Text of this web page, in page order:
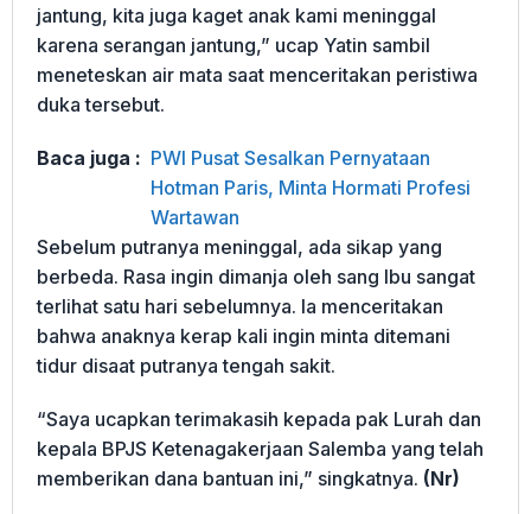
jantung, kita juga kaget anak kami meninggal
karena serangan jantung,” ucap Yatin sambil
meneteskan air mata saat menceritakan peristiwa
duka tersebut.
Baca juga : PWI Pusat Sesalkan Pernyataan
Hotman Paris, Minta Hormati Profesi
Wartawan
Sebelum putranya meninggal, ada sikap yang
berbeda. Rasa ingin dimanja oleh sang Ibu sangat
terlihat satu hari sebelumnya. Ia menceritakan
bahwa anaknya kerap kali ingin minta ditemani
tidur disaat putranya tengah sakit.
“Saya ucapkan terimakasih kepada pak Lurah dan
kepala BPJS Ketenagakerjaan Salemba yang telah
memberikan dana bantuan ini,” singkatnya. (Nr)